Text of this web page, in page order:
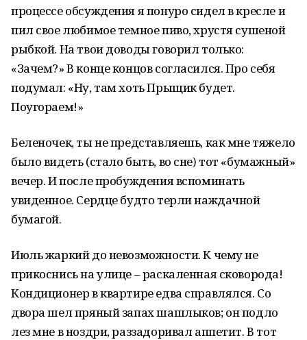
процессе обсуждения я понуро сидел в кресле и
пил свое любимое темное пиво, хрустя сушеной
рыбкой. На твои доводы говорил только:
«Зачем?» В конце концов согласился. Про себя
подумал: «Ну, там хоть Прыщик будет.
Поугораем!»
Беленочек, ты не представляешь, как мне тяжело
было видеть (стало быть, во сне) тот «бумажный»
вечер. И после пробуждения вспоминать
увиденное. Сердце будто терли наждачной
бумагой.
Июль жаркий до невозможности. К чему не
прикоснись на улице – раскаленная сковорода!
Кондиционер в квартире едва справлялся. Со
двора шел пряный запах шашлыков; он подло
лез мне в ноздри, раззадоривал аппетит. В тот